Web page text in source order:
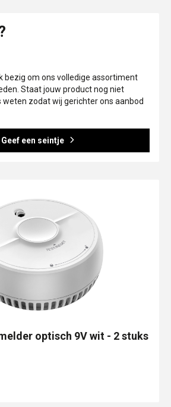
bezig om ons volledige assortiment
Staat jouw product nog niet
weten zodat wij gerichter ons aanbod
Geef een seintje
optisch 9V wit - 2 stuks